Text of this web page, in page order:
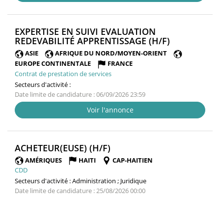
EXPERTISE EN SUIVI EVALUATION
REDEVABILITÉ APPRENTISSAGE (H/F)
FENÊTRE)
ASIE
AFRIQUE DU NORD/MOYEN-ORIENT
EUROPE CONTINENTALE
FRANCE
Contrat de prestation de services
Secteurs d'activité :
Date limite de candidature : 06/09/2026 23:59
Voir l'annonce
ACHETEUR(EUSE) (H/F)
FENÊTRE)
AMÉRIQUES HAITI
CAP-HAITIEN
CDD
Secteurs d'activité :Administration ; Juridique
Date limite de candidature : 25/08/2026 00:00